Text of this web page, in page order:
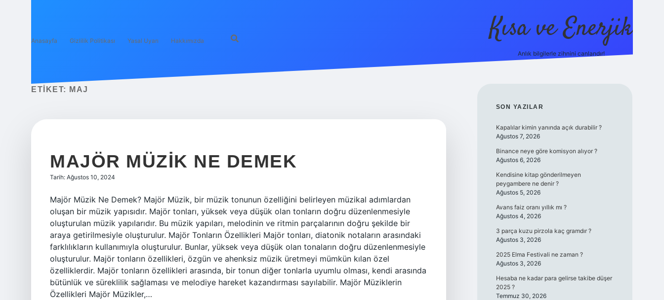
Anasayfa Gizlilik Politikası Yasal Uyarı Hakkımızda Kısa ve Enerjik
Anlık bilgilerle zihnini canlandır!
ETIKET: MAJ
MAJÖR MÜZIK NE DEMEK
Tarih: Ağustos 10, 2024
Majör Müzik Ne Demek? Majör Müzik, bir müzik tonunun özelliğini belirleyen müzikal adımlardan
oluşan bir müzik yapısıdır. Majör tonları, yüksek veya düşük olan tonların doğru düzenlenmesiyle
oluşturulan müzik yapılarıdır. Bu müzik yapıları, melodinin ve ritmin parçalarının doğru şekilde bir
araya getirilmesiyle oluşturulur. Majör Tonların Özellikleri Majör tonları, diatonik notaların arasındaki
farklılıkların kullanımıyla oluşturulur. Bunlar, yüksek veya düşük olan tonaların doğru düzenlenmesiyle
oluşturulur. Majör tonların özellikleri, özgün ve ahenksiz müzik üretmeyi mümkün kılan özel
özelliklerdir. Majör tonların özellikleri arasında, bir tonun diğer tonlarla uyumlu olması, kendi arasında
bütünlük ve süreklilik sağlaması ve melodiye hareket kazandırması sayılabilir. Majör Müziklerin
Özellikleri Majör Müzikler,…
SIDEBAR
SON YAZILAR
Kapalılar kimin yanında açık durabilir ?
Ağustos 7, 2026
Binance neye göre komisyon alıyor ?
Ağustos 6, 2026
Kendisine kitap gönderilmeyen
peygambere ne denir ?
Ağustos 5, 2026
Avans faiz oranı yıllık mı ?
Ağustos 4, 2026
3 parça kuzu pirzola kaç gramdır ?
Ağustos 3, 2026
2025 Elma Festivali ne zaman ?
Ağustos 3, 2026
Hesaba ne kadar para gelirse takibe düşer
2025 ?
Temmuz 30, 2026